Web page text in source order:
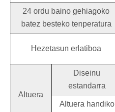
24 ordu baino gehiagoko
batez besteko tenperatura
Hezetasun erlatiboa
Altuera
Diseinu
estandarra
Altuera handiko